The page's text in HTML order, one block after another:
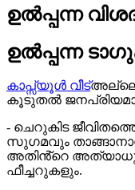
ഉൽപ്പന്ന
ഉൽപ്പന്ന
കാപ്സ്യൂൾ വീട്
കൂടുതൽ
- ചെറുകിട
സുഗമവും
അതിൻ്റെ
ഫീച്ചറുകളും.